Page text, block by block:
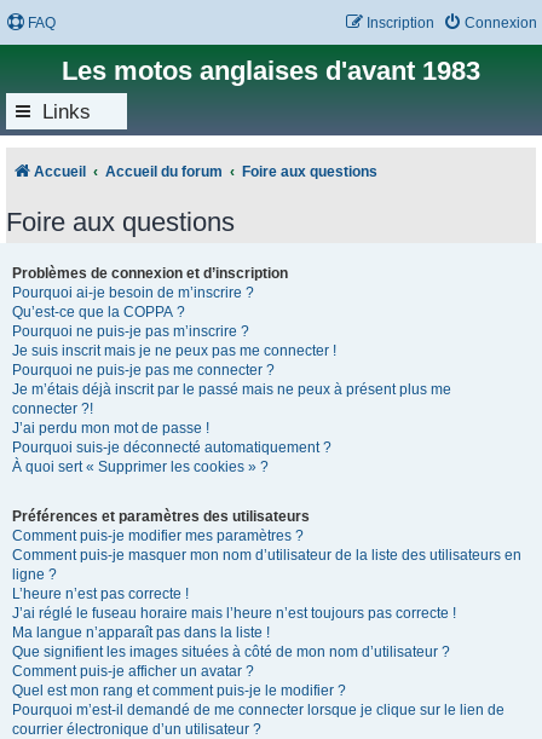
FAQ Connexion
Inscription
Les motos anglaises d'avant 1983
Links
Accueil Accueil du forum Foire aux questions
Foire aux questions
Problèmes de connexion et d’inscription
Pourquoi ai-je besoin de m’inscrire ?
Qu’est-ce que la COPPA ?
Pourquoi ne puis-je pas m’inscrire ?
Je suis inscrit mais je ne peux pas me connecter !
Pourquoi ne puis-je pas me connecter ?
Je m’étais déjà inscrit par le passé mais ne peux à présent plus me
connecter ?!
J’ai perdu mon mot de passe !
Pourquoi suis-je déconnecté automatiquement ?
À quoi sert « Supprimer les cookies » ?
Préférences et paramètres des utilisateurs
Comment puis-je modifier mes paramètres ?
Comment puis-je masquer mon nom d’utilisateur de la liste des utilisateurs en
ligne ?
L’heure n’est pas correcte !
J’ai réglé le fuseau horaire mais l’heure n’est toujours pas correcte !
Ma langue n’apparaît pas dans la liste !
Que signifient les images situées à côté de mon nom d’utilisateur ?
Comment puis-je afficher un avatar ?
Quel est mon rang et comment puis-je le modifier ?
Pourquoi m’est-il demandé de me connecter lorsque je clique sur le lien de
courrier électronique d’un utilisateur ?